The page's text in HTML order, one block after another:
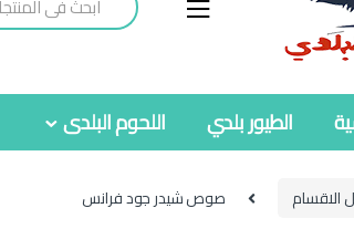
for:
الطيور بلدي اللحوم البلدى
الاقسام صوص شيدر جود فرانس